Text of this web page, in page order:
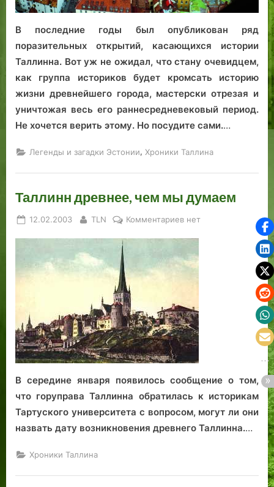
В последние годы был опубликован ряд
поразительных открытий, касающихся истории
Таллинна. Вот уж не ожидал, что стану очевидцем,
как группа историков будет кромсать историю
жизни древнейшего города, мастерски отрезая и
уничтожая весь его раннесредневековый период.
Не хочется верить этому. Но посудите сами.…
Легенды и загадки Эстонии, Хроники Таллина
Таллинн древнее, чем мы думаем
Posted
12.02.2003 By
TLN Комментариевк
древнее,
нет
В середине января появилось сообщение о том,
что горуправа Таллинна обратилась к историкам
Тартуского университета с вопросом, могут ли они
назвать дату возникновения древнего Таллинна.…
Хроники Таллина